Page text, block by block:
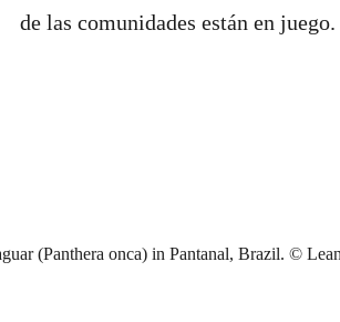
de las comunidades están en juego.